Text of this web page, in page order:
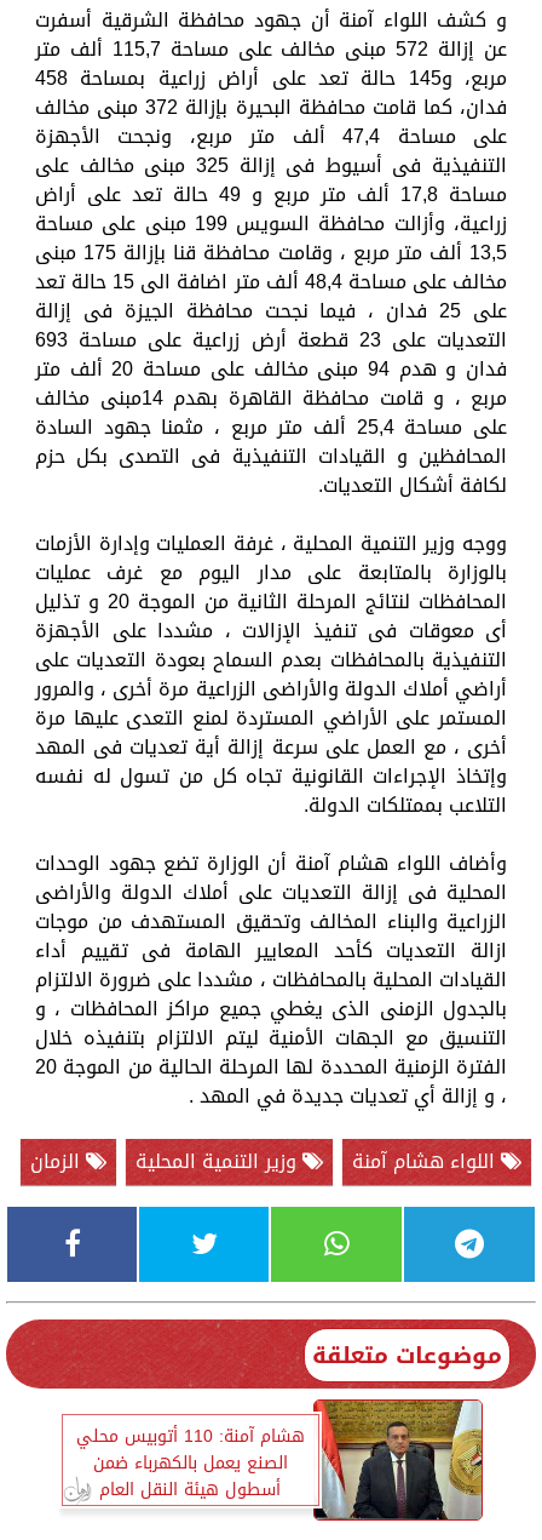
و كشف اللواء آمنة أن جهود محافظة الشرقية أسفرت
عن إزالة 572 مبنى مخالف على مساحة 115,7 ألف متر
مربع، و145 حالة تعد على أراض زراعية بمساحة 458
فدان، كما قامت محافظة البحيرة بإزالة 372 مبنى مخالف
على مساحة 47,4 ألف متر مربع، ونجحت الأجهزة
التنفيذية فى أسيوط فى إزالة 325 مبنى مخالف على
مساحة 17,8 ألف متر مربع و 49 حالة تعد على أراض
زراعية، وأزالت محافظة السويس 199 مبنى على مساحة
13,5 ألف متر مربع ، وقامت محافظة قنا بإزالة 175 مبنى
مخالف على مساحة 48,4 ألف متر اضافة الى 15 حالة تعد
على 25 فدان ، فيما نجحت محافظة الجيزة فى إزالة
التعديات على 23 قطعة أرض زراعية على مساحة 693
فدان و هدم 94 مبنى مخالف على مساحة 20 ألف متر
مربع ، و قامت محافظة القاهرة بهدم 14مبنى مخالف
على مساحة 25,4 ألف متر مربع ، مثمنا جهود السادة
المحافظين و القيادات التنفيذية فى التصدى بكل حزم
لكافة أشكال التعديات.
ووجه وزير التنمية المحلية ، غرفة العمليات وإدارة الأزمات
بالوزارة بالمتابعة على مدار اليوم مع غرف عمليات
المحافظات لنتائج المرحلة الثانية من الموجة 20 و تذليل
أى معوقات فى تنفيذ الإزالات ، مشددا على الأجهزة
التنفيذية بالمحافظات بعدم السماح بعودة التعديات على
أراضي أملاك الدولة والأراضى الزراعية مرة أخرى ، والمرور
المستمر على الأراضي المستردة لمنع التعدى عليها مرة
أخرى ، مع العمل على سرعة إزالة أية تعديات فى المهد
وإتخاذ الإجراءات القانونية تجاه كل من تسول له نفسه
التلاعب بممتلكات الدولة.
وأضاف اللواء هشام آمنة أن الوزارة تضع جهود الوحدات
المحلية فى إزالة التعديات على أملاك الدولة والأراضى
الزراعية والبناء المخالف وتحقيق المستهدف من موجات
ازالة التعديات كأحد المعايير الهامة فى تقييم أداء
القيادات المحلية بالمحافظات ، مشددا على ضرورة الالتزام
بالجدول الزمنى الذى يغطي جميع مراكز المحافظات ، و
التنسيق مع الجهات الأمنية ليتم الالتزام بتنفيذه خلال
الفترة الزمنية المحددة لها المرحلة الحالية من الموجة 20
، و إزالة أي تعديات جديدة في المهد .
اللواء هشام آمنة
وزير التنمية المحلية الزمان
موضوعات متعلقة
هشام آمنة: 110 أتوبيس محلي
الصنع يعمل بالكهرباء ضمن
أسطول هيئة النقل العام
بالقاهرة والإسكندرية